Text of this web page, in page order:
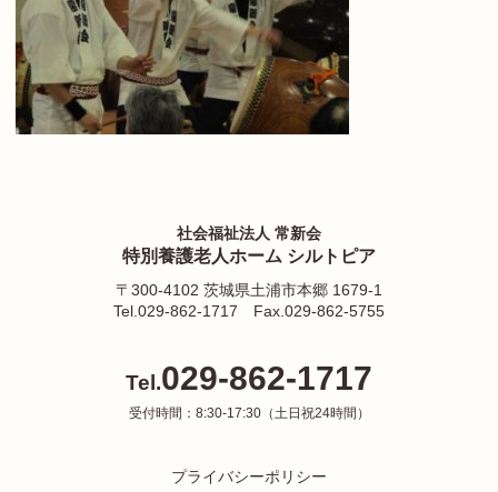
社会福祉法人 常新会
特別養護老人ホーム シルトピア
〒300-4102 茨城県土浦市本郷 1679-1
Tel.029-862-1717
Fax.029-862-5755
Tel.029-862-1717
受付時間：8:30-17:30（土日祝24時間）
プライバシーポリシー